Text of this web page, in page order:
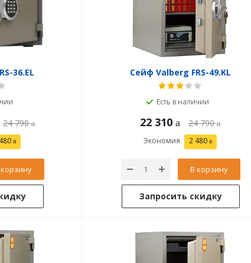
36.EL
24 790
Сейф Valberg FRS-49.KL
Есть в наличии
22 310 24 790
Экономия 2 480
В корзину
Запросить скидку